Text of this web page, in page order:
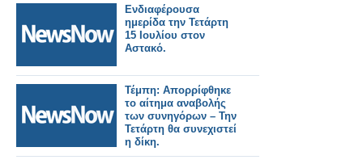
Ενδιαφέρουσα
ημερίδα την Τετάρτη
15 Ιουλίου στον
Αστακό.
Τέμπη: Απορρίφθηκε
το αίτημα αναβολής
των συνηγόρων – Την
Τετάρτη θα συνεχιστεί
η δίκη.